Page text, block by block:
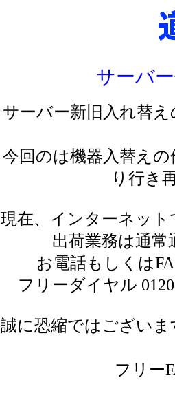
サーバ
サーバー新旧入れ替
今回のは機器入替え
り行き
現在、インターネッ
出荷業務は通
お電話もしくは
フリーダイヤル
誠に恐縮ではござい
フリー